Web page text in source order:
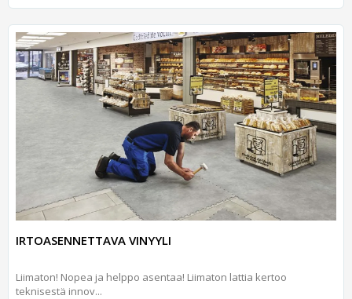
IRTOASENNETTAVA VINYYLI
Liimaton! Nopea ja helppo asentaa! Liimaton lattia kertoo
teknisestä innov...